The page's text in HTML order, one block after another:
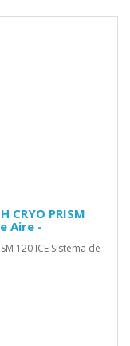
CRYO PRISM
Aire -
120 ICE Sistema de